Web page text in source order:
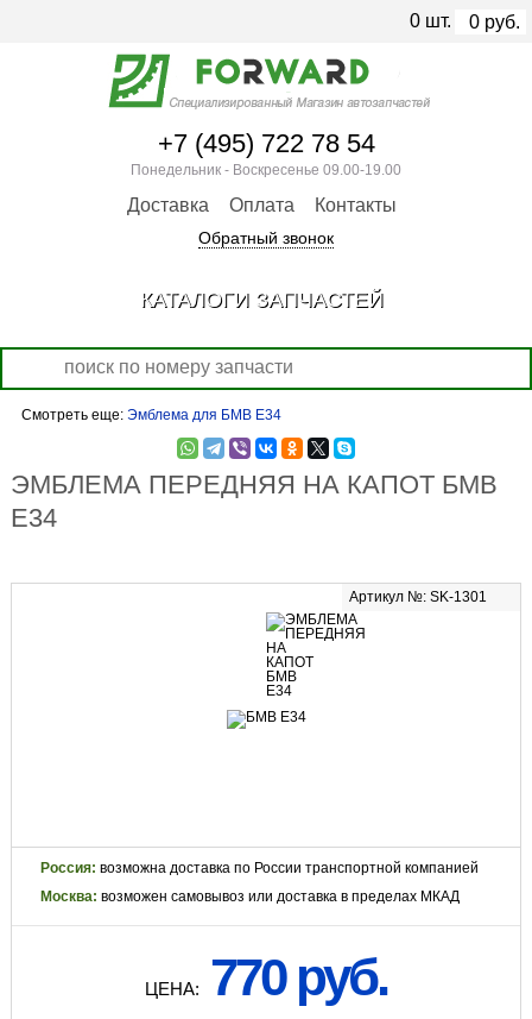
Смотреть еще: Эмблема для БМВ Е34
ЭМБЛЕМА ПЕРЕДНЯЯ НА КАПОТ БМВ
Е34
Артикул №: SK-1301
Россия: возможна доставка по России транспортной компанией
Москва: возможен самовывоз или доставка в пределах МКАД
ЦЕНА: 770 руб.
+7 (495) 722 78 54
Понедельник - Воскресенье 09.00-19.00
Доставка Оплата Контакты
Обратный звонок
0 шт. 0 руб.
КАТАЛОГИ ЗАПЧАСТЕЙ